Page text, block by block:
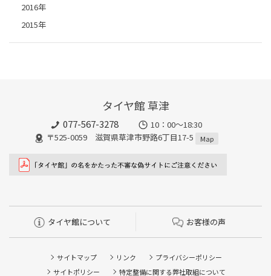
2016年
2015年
タイヤ館 草津
077-567-3278
10：00～18:30
〒525-0059 滋賀県草津市野路6丁目17-5
Map
タイヤ館について お客様の声
サイトマップ リンク
プライバシーポリシー
サイトポリシー
特定整備に関する弊社取組について